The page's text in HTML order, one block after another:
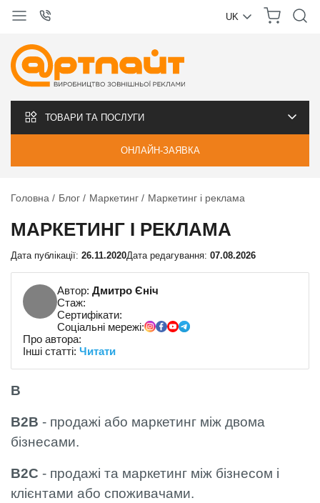
UK
ТОВАРИ ТА ПОСЛУГИ
ОНЛАЙН-ЗАЯВКА
Головна Блог Маркетинг Маркетинг і реклама
МАРКЕТИНГ І РЕКЛАМА
Дата публікації: 26.11.2020Дата редагування: 07.08.2026
Автор: Дмитро Єніч
Стаж:
Сертифікати:
Соціальні мережі:
Про автора:
Інші статті: Читати
B
B2B - продажі або маркетинг між двома
бізнесами.
B2C - продажі та маркетинг між бізнесом і
клієнтами або споживачами.